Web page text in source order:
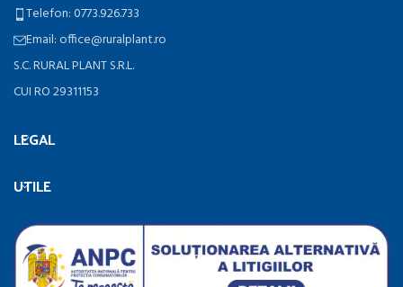
Telefon: 0773.926.733
Email: office@ruralplant.ro
S.C. RURAL PLANT S.R.L.
CUI RO 29311153
LEGAL
UTILE